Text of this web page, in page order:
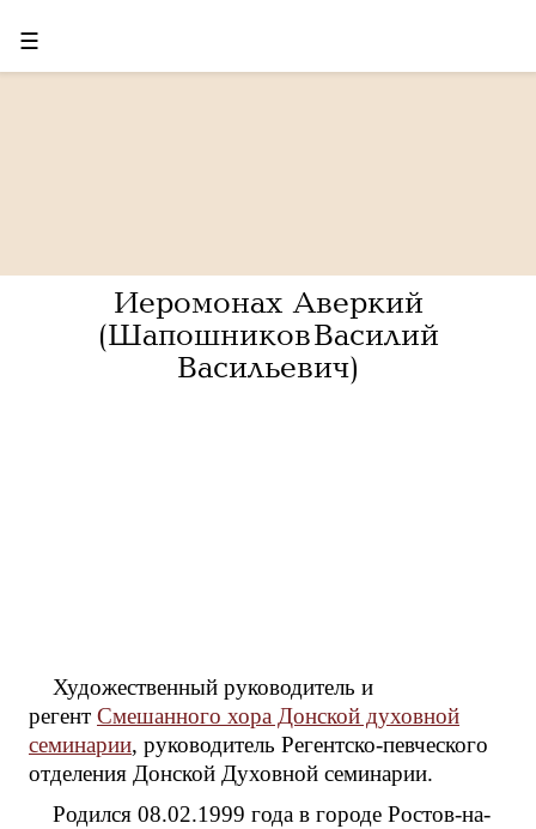
☰
Иеромонах Аверкий
(Шапошников Василий
Васильевич)
Художественный руководитель и
регент Смешанного хора Донской духовной
семинарии, руководитель Регентско-певческого
отделения Донской Духовной семинарии.
Родился 08.02.1999 года в городе Ростов-на-